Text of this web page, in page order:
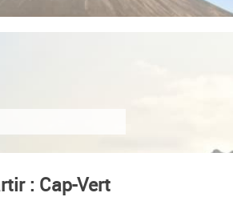
: Cap-Vert